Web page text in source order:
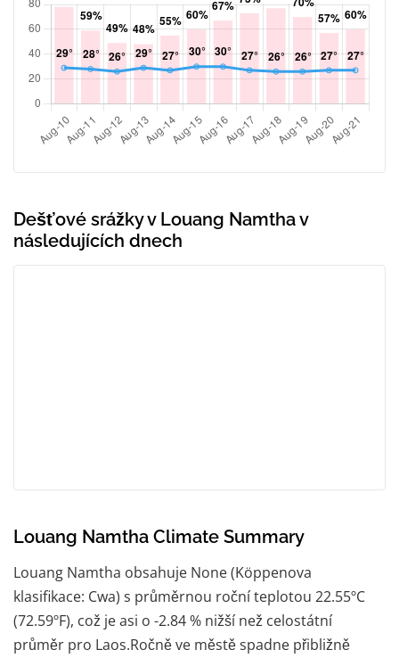
Dešťové srážky v Louang Namtha v
následujících dnech
Louang Namtha Climate Summary
Louang Namtha obsahuje None (Köppenova
klasifikace: Cwa) s průměrnou roční teplotou 22.55ºC
(72.59ºF), což je asi o -2.84 % nižší než celostátní
průměr pro Laos.Ročně ve městě spadne přibližně